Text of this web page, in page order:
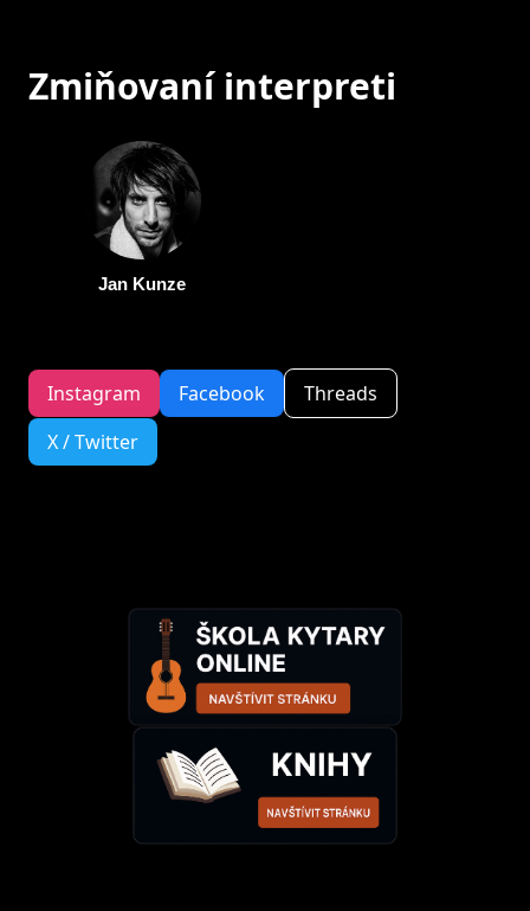
Zmiňovaní interpreti
Jan Kunze
Instagram Facebook
Threads
X / Twitter